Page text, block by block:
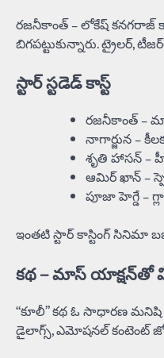
రజనీకాంత్ – లోకేష్ కనగరాజ్
బిగపట్టుకున్నారు.
స్టార్ స్టడెడ్ కాస్ట్
రజనీకాంత్ –
నాగార్జున –
శృతి హాసన్
ఆమిర్ ఖాన్ –
పూజా హెగ్డే –
ఇంతటి స్టార్ కాస్టింగ్ సినిమా
కథ – మాస్
“కూలీ” కథ ఓ సాధారణ మనిషి
డైలాగ్స్, ఎమోషనల్ కంటెంట్